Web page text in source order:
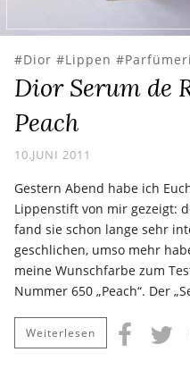
Dior Lippen
Dior Serum de
Peach
10.JUNI 2011
Gestern Abend habe ich
Lippenstift von mir gezeigt:
fand sie schon lange sehr
geschlichen, umso mehr
meine Wunschfarbe zum
Nummer 650 „Peach“. Der
Weiterlesen